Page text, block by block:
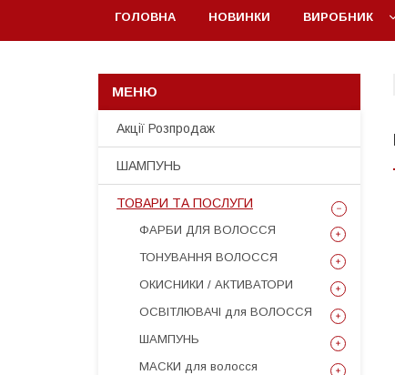
ГОЛОВНА НОВИНКИ ВИРОБНИК
Акції Розпродаж
ШАМПУНЬ
ТОВАРИ ТА ПОСЛУГИ
ФАРБИ ДЛЯ ВОЛОССЯ
ТОНУВАННЯ ВОЛОССЯ
ОКИСНИКИ / АКТИВАТОРИ
ОСВІТЛЮВАЧІ для ВОЛОССЯ
ШАМПУНЬ
МАСКИ для волосся